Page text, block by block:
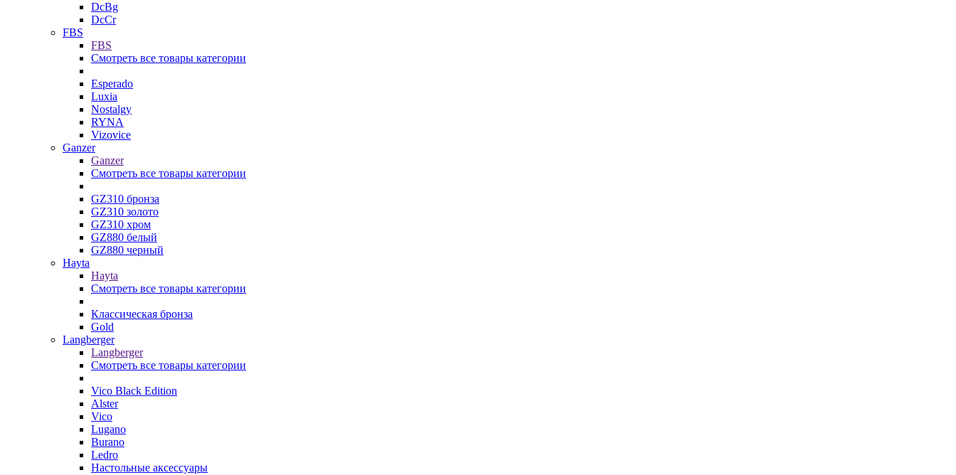
DcBg
DcCr
FBS
FBS
Смотреть все товары категории
Esperado
Luxia
Nostalgy
RYNA
Vizovice
Ganzer
Ganzer
Смотреть все товары категории
GZ310 бронза
GZ310 золото
GZ310 хром
GZ880 белый
GZ880 черный
Hayta
Hayta
Смотреть все товары категории
Классическая бронза
Gold
Langberger
Langberger
Смотреть все товары категории
Vico Black Edition
Alster
Vico
Lugano
Burano
Ledro
Настольные аксессуары